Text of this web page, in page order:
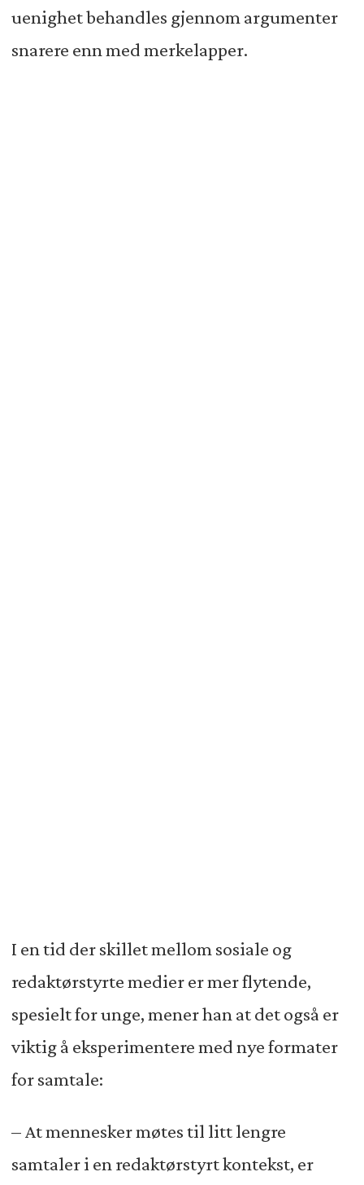
uenighet behandles gjennom argumenter
snarere enn med merkelapper.
I en tid der skillet mellom sosiale og
redaktørstyrte medier er mer flytende,
spesielt for unge, mener han at det også er
viktig å eksperimentere med nye formater
for samtale:
– At mennesker møtes til litt lengre
samtaler i en redaktørstyrt kontekst, er